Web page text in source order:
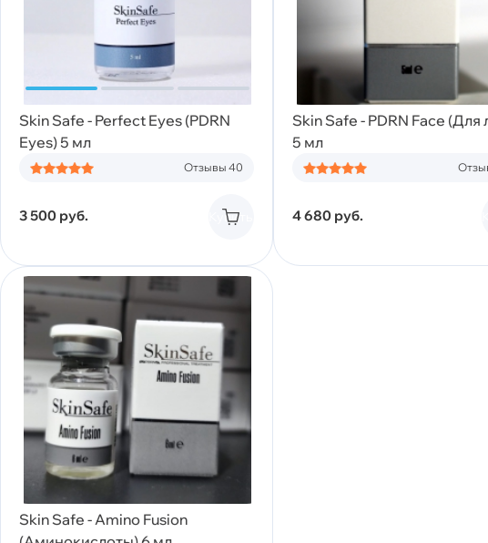
Skin Safe - Perfect Eyes (PDRN
Eyes) 5 мл
Отзывы 40
3 500 руб. Купить
Skin Safe - PDRN Face (Для
5 мл
4 680 руб.
Skin Safe - Amino Fusion